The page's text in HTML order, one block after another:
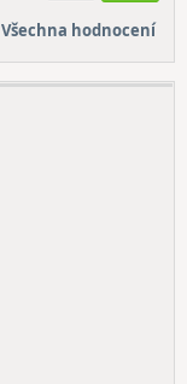
Všechna hodnocení